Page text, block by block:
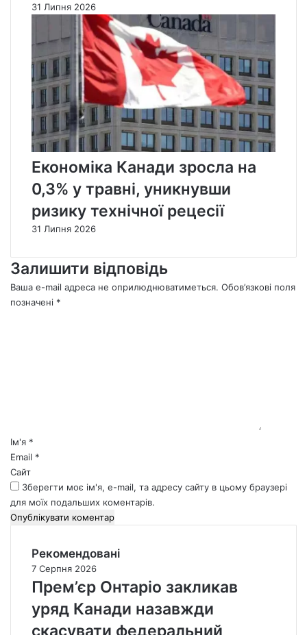
31 Липня 2026
Економіка Канади зросла на
0,3% у травні, уникнувши
ризику технічної рецесії
31 Липня 2026
Залишити відповідь
Ваша e-mail адреса не оприлюднюватиметься. Обов’язкові поля
позначені *
*Ім'я *
Email *
Сайт
Зберегти моє ім'я, e-mail, та адресу сайту в цьому браузері
для моїх подальших коментарів.
Рекомендовані
7 Серпня 2026
Прем’єр Онтаріо закликав
уряд Канади назавжди
скасувати федеральний